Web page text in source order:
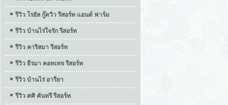
รีวิว โรยัล กู๊ดวิว รีสอร์ท แอนด์ ฟาร์ม
รีวิว บ้านไร่ใจรัก รีสอร์ท
รีวิว คาริสมา รีสอร์ท
รีวิว ธีรมา คอทเทจ รีสอร์ท
รีวิว บ้านไร่ อารียา
รีวิว ศศิ คันทรี รีสอร์ท